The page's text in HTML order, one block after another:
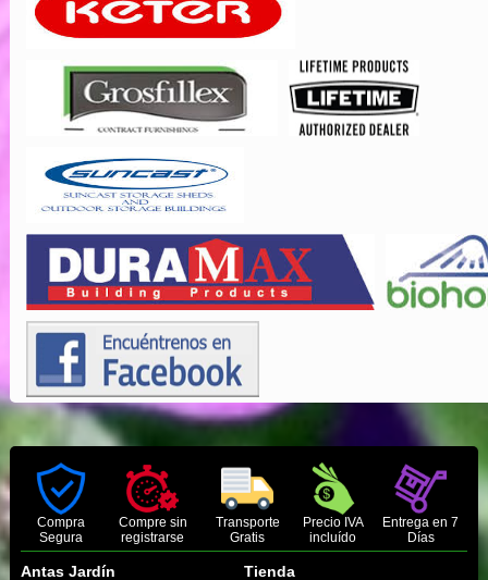
Compra
Segura
Compre sin
registrarse
Transporte
Gratis
Precio IVA
incluído
Entrega en 7
Días
Antas Jardín Tienda